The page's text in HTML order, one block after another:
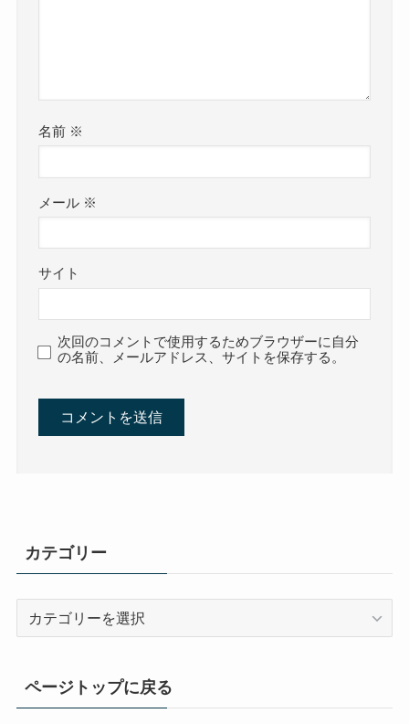
名前 ※
メール ※
サイト
次回のコメントで使用するためブラウザーに自分
の名前、メールアドレス、サイトを保存する。
カテゴリー
ページトップに戻る